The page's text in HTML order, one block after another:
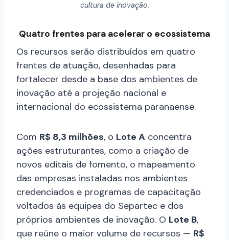
cultura de inovação.
Quatro frentes para acelerar o ecossistema
Os recursos serão distribuídos em quatro
frentes de atuação, desenhadas para
fortalecer desde a base dos ambientes de
inovação até a projeção nacional e
internacional do ecossistema paranaense.
Com R$ 8,3 milhões, o Lote A concentra
ações estruturantes, como a criação de
novos editais de fomento, o mapeamento
das empresas instaladas nos ambientes
credenciados e programas de capacitação
voltados às equipes do Separtec e dos
próprios ambientes de inovação. O Lote B,
que reúne o maior volume de recursos — R$